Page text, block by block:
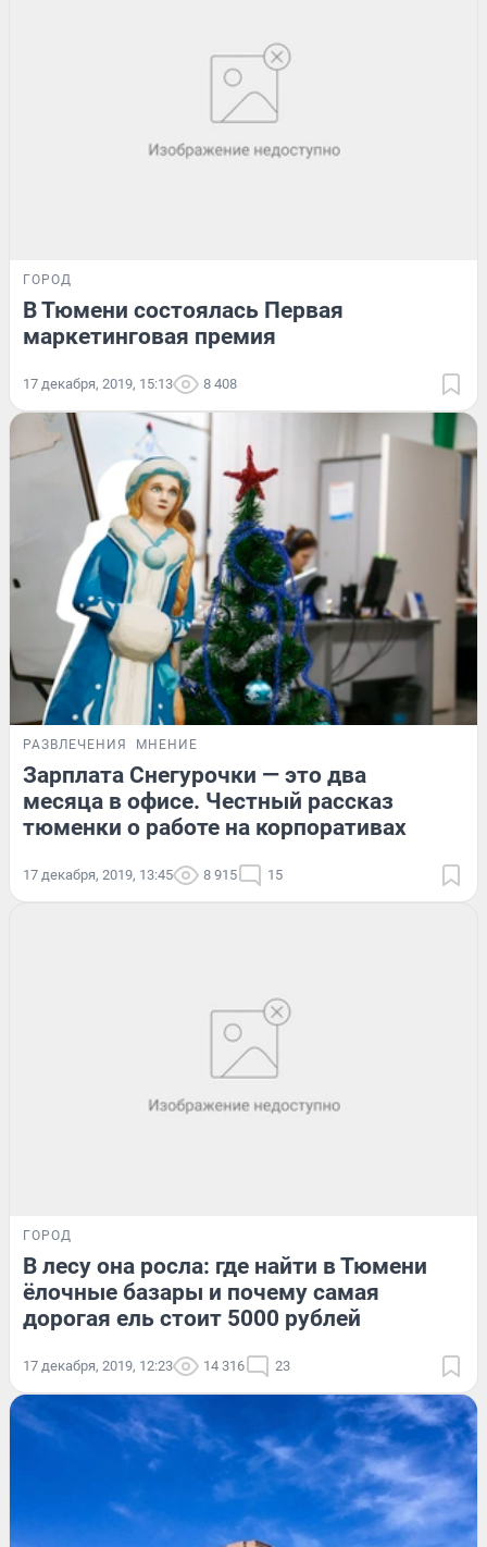
ГОРОД
В Тюмени состоялась Первая
маркетинговая премия
17 декабря, 2019, 15:13 8 408
РАЗВЛЕЧЕНИЯ МНЕНИЕ
Зарплата Снегурочки — это два
месяца в офисе. Честный рассказ
тюменки о работе на корпоративах
17 декабря, 2019, 13:45 8 915 15
ГОРОД
В лесу она росла: где найти в Тюмени
ёлочные базары и почему самая
дорогая ель стоит 5000 рублей
17 декабря, 2019, 12:23 14 316 23